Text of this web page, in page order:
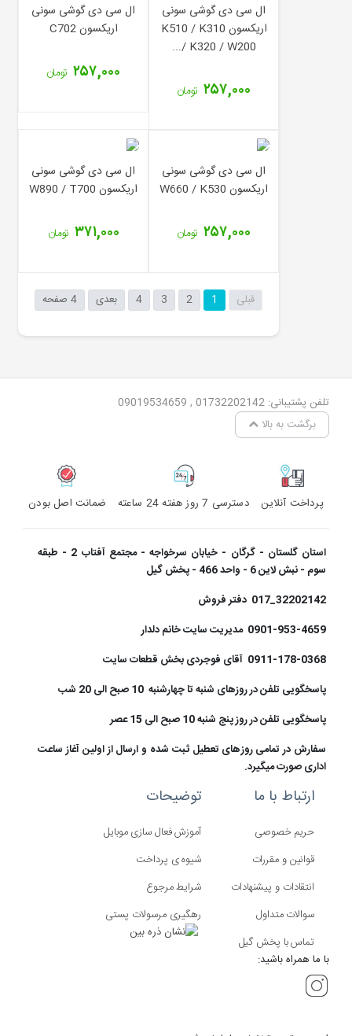
ال سی دی گوشی سونی
اریکسون K510 / K310
/ K320 / W200...
۲۵۷,۰۰۰تومان
ال سی دی گوشی سونی
اریکسون C702
۲۵۷,۰۰۰تومان
ال سی دی گوشی سونی
اریکسون W660 / K530
۲۵۷,۰۰۰تومان
ال سی دی گوشی سونی
اریکسون W890 / T700
۳۷۱,۰۰۰ تومان
قبلی 1
2
3
4 بعدی 4 صفحه
تلفن پشتیبانی: 01732202142 , 09019534659
برگشت به بالا
پرداخت آنلاین دسترسی 7 روز هفته 24 ساعته ضمانت اصل بودن
استان گلستان - گرگان - خیابان سرخواجه - مجتمع آفتاب 2 - طبقه
سوم - نبش لاین 6 - واحد 466 - پخش گیل
32202142_017 دفتر فروش
0901-953-4659 مدیریت سایت خانم دلدار
0911-178-0368 آقای فوجردی بخش قطعات سایت
پاسخگویی تلفن در روزهای شنبه تا چهارشنبه 10 صبح الی 20 شب
پاسخگویی تلفن در روز پنج شنبه 10 صبح الی 15 عصر
سفارش در تمامی روزهای تعطیل ثبت شده و ارسال از اولین آغاز ساعت
اداری صورت میگیرد.
ارتباط با ما
حریم خصوصی
قوانین و مقررات
انتقادات و پیشنهادات
سوالات متداول
تماس با پخش گیل
توضیحات
آموزش فعال سازی موبایل
شیوه ی پرداخت
شرایط مرجوع
رهگیری مرسولات پستی
با ما همراه باشید: